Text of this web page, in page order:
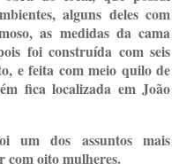
alguns deles com
as medidas da cama
foi construída com seis
e feita com meio quilo de
fica localizada em João
um dos assuntos mais
com oito mulheres.